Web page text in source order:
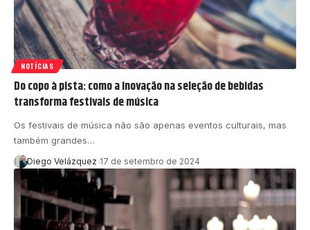
NOTÍCIAS
Do copo à pista: como a inovação na seleção de bebidas
transforma festivais de música
Os festivais de música não são apenas eventos culturais, mas
também grandes…
Diego Velázquez 17 de setembro de 2024